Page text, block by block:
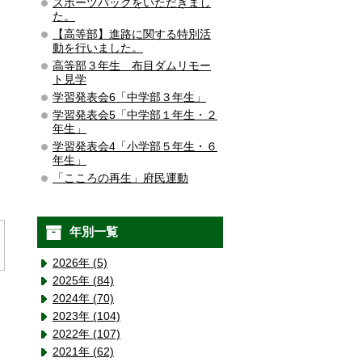
スポーツパックをいただきまし
た。
【高等部】進路に関する特別活
動を行いました。
高等部３年生 布目ダムリモー
ト見学
学習発表会6「中学部３年生」
学習発表会5「中学部１年生・２
年生」
学習発表会4「小学部５年生・６
年生」
「こころの再生」府民運動
年別一覧
2026年 (5)
2025年 (84)
2024年 (70)
2023年 (104)
2022年 (107)
2021年 (62)